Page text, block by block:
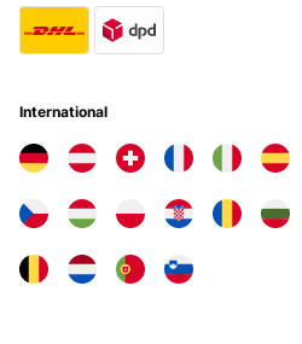
Utente Amazon
un tamaño considerable teniendo
Pero si tienes espacio merece la
Usuario/a de amazon
International